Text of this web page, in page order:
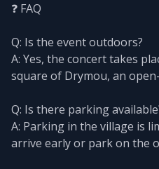
❓ FAQ
Q: Is the event outdoors?
A: Yes, the concert takes
square of Drymou, an
Q: Is there parking
A: Parking in the village is
arrive early or park on the